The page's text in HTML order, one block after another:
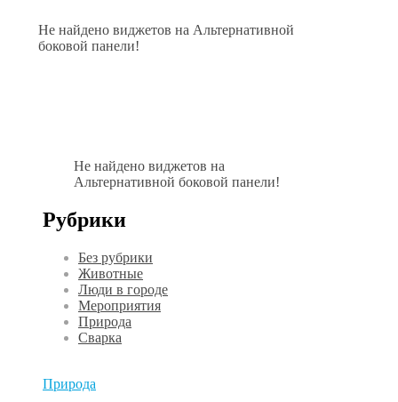
Не найдено виджетов на Альтернативной
боковой панели!
Не найдено виджетов на
Альтернативной боковой панели!
Рубрики
Без рубрики
Животные
Люди в городе
Мероприятия
Природа
Сварка
Природа